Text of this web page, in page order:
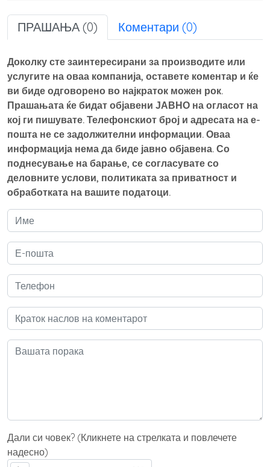
ПРАШАЊА (0) Коментари (0)
Доколку сте заинтересирани за производите или
услугите на оваа компанија, оставете коментар и ќе
ви биде одговорено во најкраток можен рок.
Прашањата ќе бидат објавени ЈАВНО на огласот на
кој ги пишувате. Телефонскиот број и адресата на е-
пошта не се задолжителни информации. Оваа
информација нема да биде јавно објавена. Со
поднесување на барање, се согласувате со
деловните услови, политиката за приватност и
обработката на вашите податоци.
Дали си човек? (Кликнете на стрелката и повлечете
надесно)